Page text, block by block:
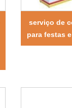
serviço de
para festas